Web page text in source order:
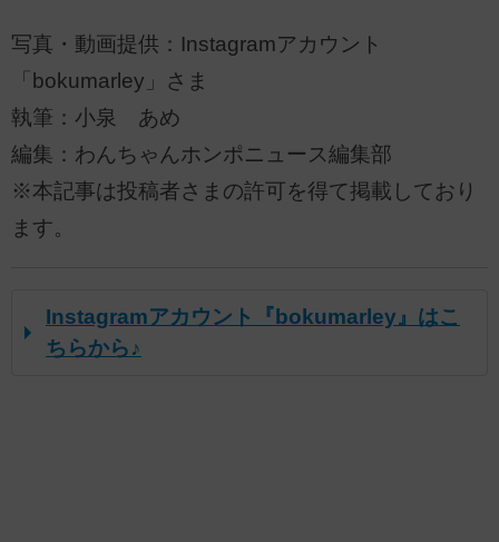
写真・動画提供：Instagramアカウント
「bokumarley」さま
執筆：小泉 あめ
編集：わんちゃんホンポニュース編集部
※本記事は投稿者さまの許可を得て掲載しており
ます。
Instagramアカウント『bokumarley』はこ
ちらから♪